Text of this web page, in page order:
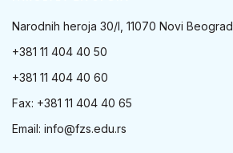
Narodnih heroja 30/I, 11070 Novi Beograd
+381 11 404 40 50
+381 11 404 40 60
Fax: +381 11 404 40 65
Email: info@fzs.edu.rs